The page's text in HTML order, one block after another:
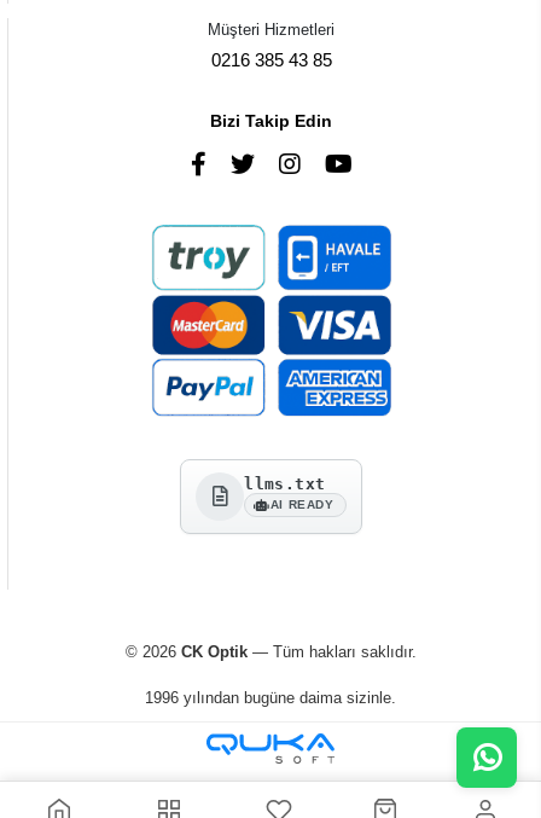
Müşteri Hizmetleri
0216 385 43 85
Bizi Takip Edin
llms.txt
AI READY
© 2026 CK Optik— Tüm hakları saklıdır.
1996 yılından bugüne daima sizinle.